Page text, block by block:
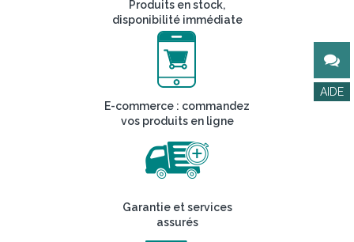
Produits en stock,
disponibilité immédiate
E-commerce : commandez
vos produits en ligne
Garantie et services
assurés